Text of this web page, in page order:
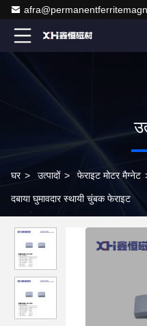
घर > उत्पादों > फेराइट मोटर मैग्नेट
दबाया घुमावदार स्थायी चुंबक फेराइट